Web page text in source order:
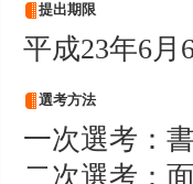
提出期限
平成23年6月
選考方法
一次選考：
二次選考：